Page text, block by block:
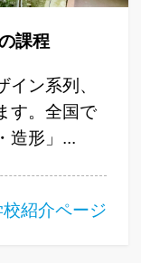
課程
ン系列、
す。全国で
造形」...
校紹介ページ